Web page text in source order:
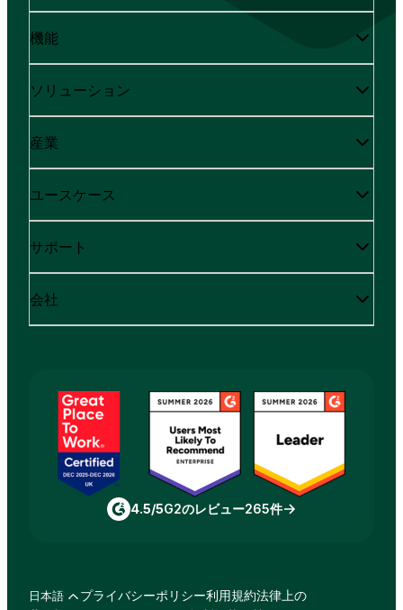
機能
ソリューション
産業
ユースケース
サポート
会社
4.5/5G2のレビュー265件
日本語 プライバシーポリシー利用規約法律上の